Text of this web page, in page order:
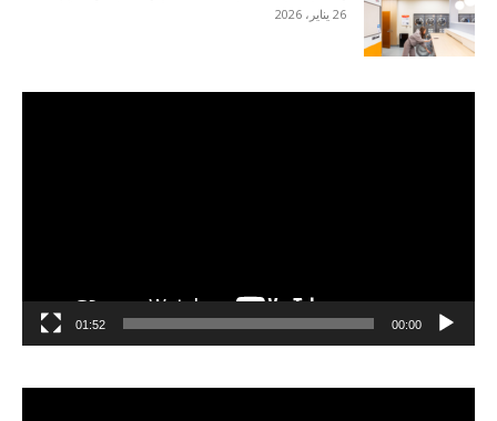
26 يناير، 2026
00:00
01:52